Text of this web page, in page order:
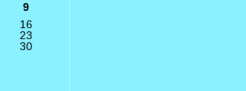
9
16
23
30